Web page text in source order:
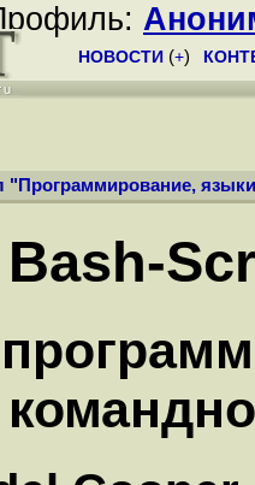
НОВОСТИ (+)
" Программирование, языки